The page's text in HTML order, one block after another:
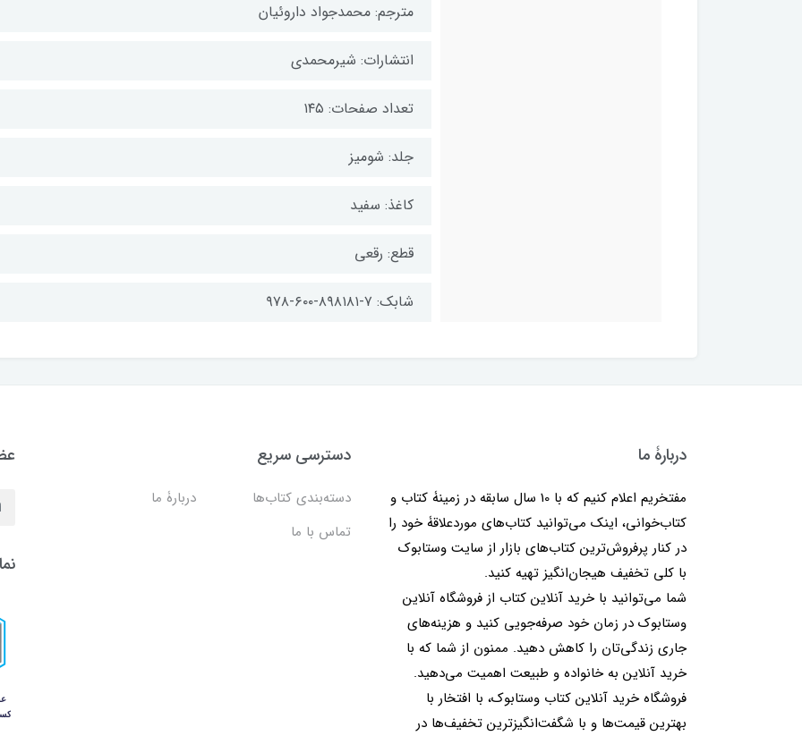
مترجم: محمدجواد داروئیان
انتشارات: شیرمحمدی
تعداد صفحات: ۱۴۵
جلد: شومیز
کاغذ: سفید
قطع: رقعی
شابک: ۷-۸۹۸۱۸۱-۶۰۰-۹۷۸
دربارۀ ما
مفتخریم اعلام کنیم که با 10 سال سابقه در زمینۀ کتاب و
کتاب‌خوانی، اینک می‌توانید کتاب‌های موردعلاقۀ خود را
در کنار پرفروش‌ترین کتاب‌های بازار از سایت وستابوک
با کلی تخفیف هیجان‌انگیز تهیه کنید.
شما می‌توانید با خرید آنلاین کتاب از فروشگاه آنلاین
وستابوک در زمان خود صرفه‌جویی کنید و هزینه‌های
جاری زندگی‌تان را کاهش دهید. ممنون از شما که با
خرید آنلاین به خانواده و طبیعت اهمیت می‌دهید.
فروشگاه خرید آنلاین کتاب وستابوک، با افتخار با
بهترین قیمت‌ها و با شگفت‌انگیزترین تخفیف‌ها در
دسترسی سریع
دسته‌بندی کتاب‌ها
دربارۀ ما
تماس با ما